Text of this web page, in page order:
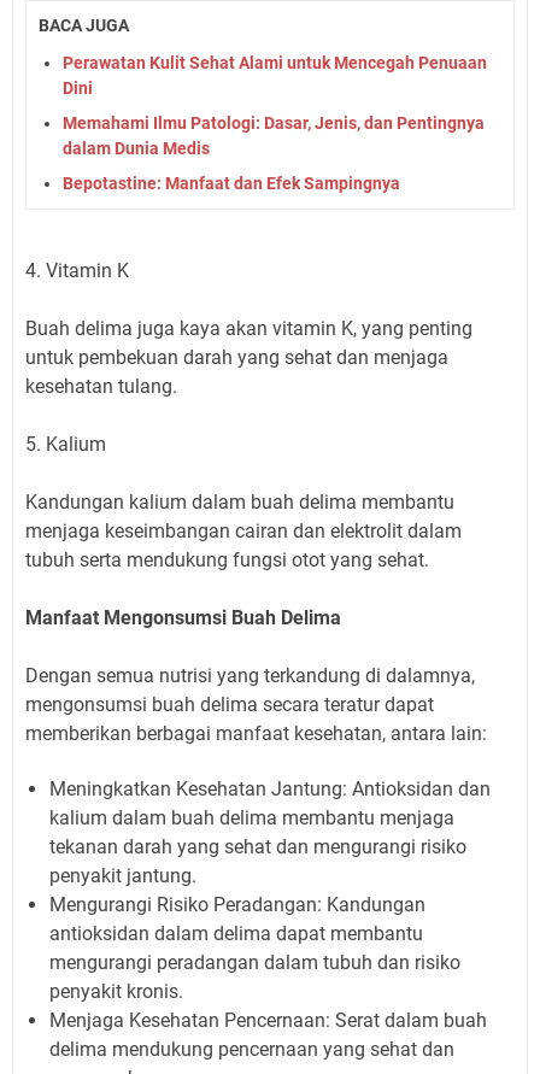
BACA JUGA
Perawatan Kulit Sehat Alami untuk Mencegah Penuaan
Dini
Memahami Ilmu Patologi: Dasar, Jenis, dan Pentingnya
dalam Dunia Medis
Bepotastine: Manfaat dan Efek Sampingnya
4. Vitamin K
Buah delima juga kaya akan vitamin K, yang penting
untuk pembekuan darah yang sehat dan menjaga
kesehatan tulang.
5. Kalium
Kandungan kalium dalam buah delima membantu
menjaga keseimbangan cairan dan elektrolit dalam
tubuh serta mendukung fungsi otot yang sehat.
Manfaat Mengonsumsi Buah Delima
Dengan semua nutrisi yang terkandung di dalamnya,
mengonsumsi buah delima secara teratur dapat
memberikan berbagai manfaat kesehatan, antara lain:
Meningkatkan Kesehatan Jantung: Antioksidan dan
kalium dalam buah delima membantu menjaga
tekanan darah yang sehat dan mengurangi risiko
penyakit jantung.
Mengurangi Risiko Peradangan: Kandungan
antioksidan dalam delima dapat membantu
mengurangi peradangan dalam tubuh dan risiko
penyakit kronis.
Menjaga Kesehatan Pencernaan: Serat dalam buah
delima mendukung pencernaan yang sehat dan